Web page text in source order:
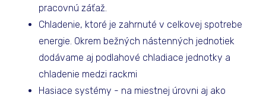
pracovnú záťaž.
Chladenie, ktoré je zahrnuté v celkovej spotrebe
energie. Okrem bežných nástenných jednotiek
dodávame aj podlahové chladiace jednotky a
chladenie medzi rackmi
Hasiace systémy - na miestnej úrovni aj ako